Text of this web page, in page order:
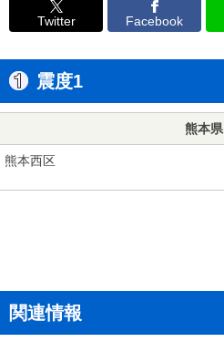
Twitter Facebook
震度1
熊本県
熊本西区
関連情報